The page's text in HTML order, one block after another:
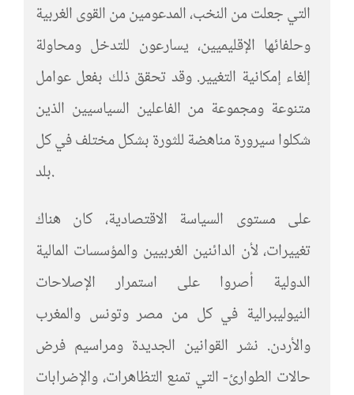
التي جعلت من النخب، المدعومين من القوى الغربية
وحلفائها الإقليميين، يسارعون للتدخل ومحاولة
إلغاء إمكانية التغيير. وقد تحقق ذلك بفعل عوامل
متنوعة ومجموعة من الفاعلين السياسيين الذين
شكلوا سيرورة مناهضة للثورة بشكل مختلف في كل
بلد.
على مستوى السياسة الاقتصادية، كان هناك
تغييرات، لأن الدائنين الغربيين والمؤسسات المالية
الدولية أصروا على استمرار الإصلاحات
النيوليبرالية في كل من مصر وتونس والمغرب
والأردن. نشر القوانين الجديدة ومراسيم فرض
حالات الطوارئ- التي تمنع التظاهرات، والإضرابات